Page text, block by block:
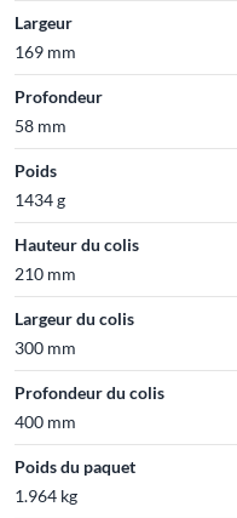
Largeur
169 mm
Profondeur
58 mm
Poids
1434 g
Hauteur du colis
210 mm
Largeur du colis
300 mm
Profondeur du colis
400 mm
Poids du paquet
1.964 kg